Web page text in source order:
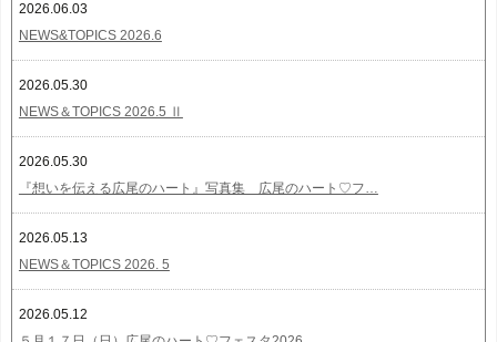
2026.06.03
NEWS&TOPICS 2026.6
2026.05.30
NEWS＆TOPICS 2026.5 Ⅱ
2026.05.30
『想いを伝える広尾のハート』写真集 広尾のハート♡フ…
2026.05.13
NEWS＆TOPICS 2026. 5
2026.05.12